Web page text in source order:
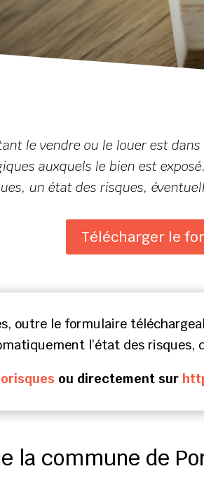
le vendre ou le louer est
auxquels le bien est
un état des risques,
Télécharger le
outre le formulaire
l’état des risques,
ou directement sur
la commune de